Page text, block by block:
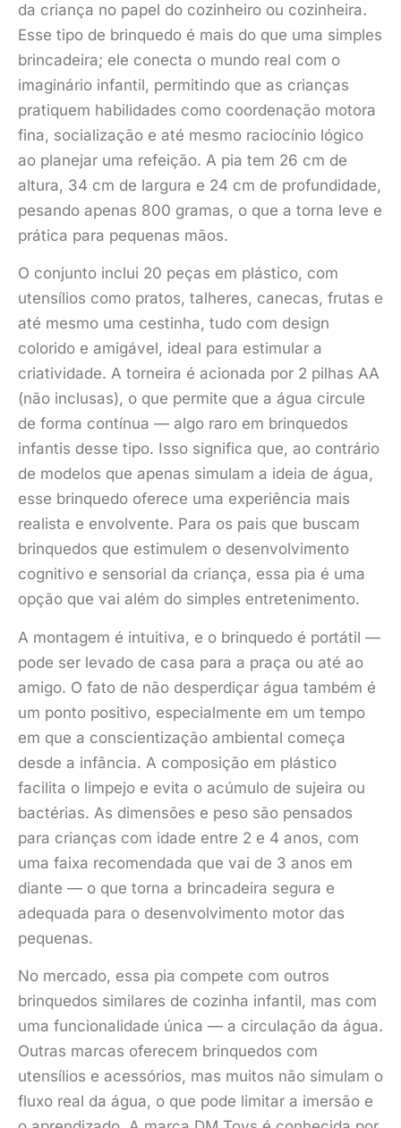
da criança no papel do cozinheiro ou cozinheira.
Esse tipo de brinquedo é mais do que uma simples
brincadeira; ele conecta o mundo real com o
imaginário infantil, permitindo que as crianças
pratiquem habilidades como coordenação motora
fina, socialização e até mesmo raciocínio lógico
ao planejar uma refeição. A pia tem 26 cm de
altura, 34 cm de largura e 24 cm de profundidade,
pesando apenas 800 gramas, o que a torna leve e
prática para pequenas mãos.
O conjunto inclui 20 peças em plástico, com
utensílios como pratos, talheres, canecas, frutas e
até mesmo uma cestinha, tudo com design
colorido e amigável, ideal para estimular a
criatividade. A torneira é acionada por 2 pilhas AA
(não inclusas), o que permite que a água circule
de forma contínua — algo raro em brinquedos
infantis desse tipo. Isso significa que, ao contrário
de modelos que apenas simulam a ideia de água,
esse brinquedo oferece uma experiência mais
realista e envolvente. Para os pais que buscam
brinquedos que estimulem o desenvolvimento
cognitivo e sensorial da criança, essa pia é uma
opção que vai além do simples entretenimento.
A montagem é intuitiva, e o brinquedo é portátil —
pode ser levado de casa para a praça ou até ao
amigo. O fato de não desperdiçar água também é
um ponto positivo, especialmente em um tempo
em que a conscientização ambiental começa
desde a infância. A composição em plástico
facilita o limpejo e evita o acúmulo de sujeira ou
bactérias. As dimensões e peso são pensados
para crianças com idade entre 2 e 4 anos, com
uma faixa recomendada que vai de 3 anos em
diante — o que torna a brincadeira segura e
adequada para o desenvolvimento motor das
pequenas.
No mercado, essa pia compete com outros
brinquedos similares de cozinha infantil, mas com
uma funcionalidade única — a circulação da água.
Outras marcas oferecem brinquedos com
utensílios e acessórios, mas muitos não simulam o
fluxo real da água, o que pode limitar a imersão e